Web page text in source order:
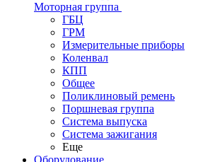
Моторная группа
ГБЦ
ГРМ
Измерительные приборы
Коленвал
КПП
Общее
Поликлиновый ремень
Поршневая группа
Система выпуска
Система зажигания
Еще
Оборудование